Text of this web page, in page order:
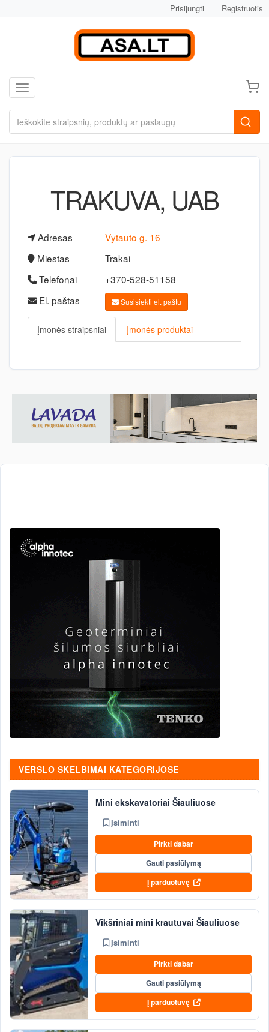
Prisijungti Registruotis
Toggle navigation
TRAKUVA, UAB
Adresas
Vytauto g. 16
Miestas
Trakai
Telefonai
+370-528-51158
El. paštas
Susisiekti el. paštu
Įmonės straipsniai Įmonės produktai
VERSLO SKELBIMAI KATEGORIJOSE
Mini ekskavatoriai Šiauliuose
Įsiminti
Pirkti dabar
Gauti pasiūlymą
Į parduotuvę
Vikšriniai mini krautuvai Šiauliuose
Įsiminti
Pirkti dabar
Gauti pasiūlymą
Į parduotuvę